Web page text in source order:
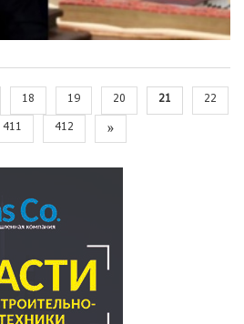
18 19 20 21
22
411 412 »